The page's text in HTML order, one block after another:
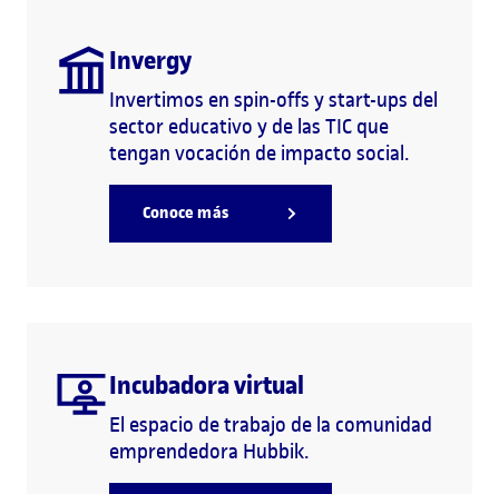
Invergy
Invertimos en spin-offs y start-ups del
sector educativo y de las TIC que
tengan vocación de impacto social.
Conoce más
Incubadora virtual
El espacio de trabajo de la comunidad
emprendedora Hubbik.